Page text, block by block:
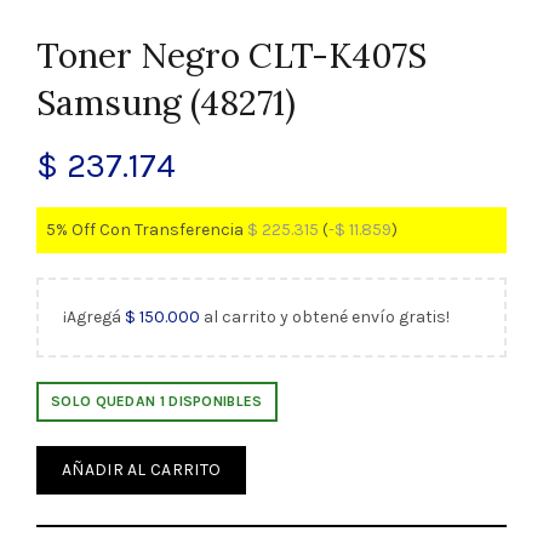
Toner Negro CLT-K407S
Samsung (48271)
$ 237.174
5% Off Con Transferencia $ 225.315 (-$ 11.859)
¡Agregá $ 150.000 al carrito y obtené envío gratis!
SOLO QUEDAN 1 DISPONIBLES
AÑADIR AL CARRITO